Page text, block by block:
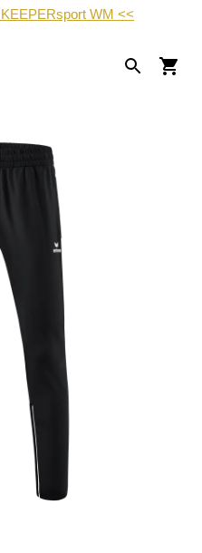
WM <<